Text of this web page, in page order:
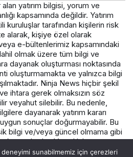
yatırım bilgisi, yorum ve
kapsamında değildir. Yatırım
kuruluşlar tarafından kişilerin risk
alarak, kişiye özel olarak
e-bültenlerimiz kapsamındaki
olmak üzere tüm bilgi ve
dayanak oluşturması noktasında
oluşturmamakta ve yalnızca bilgi
Ninja News hiçbir şekil
ihtara gerek olmaksızın söz
veyahut silebilir. Bu nedenle,
dayanarak yatırım kararı
sonuçlar doğurmayabilir. Bu
bilgi ve/veya güncel olmama gibi
zararlardan Varış Haber ve
sorumluluğu bulunmamaktadır.
sunabilmemiz için çerezleri